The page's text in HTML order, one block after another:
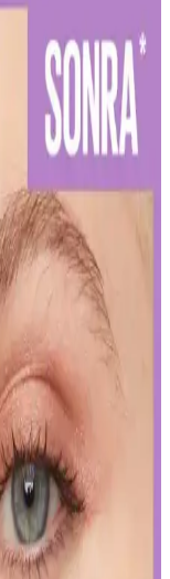
Macunu Seçimi
ulaşmak için
önemlidir. Uzman
Dayanan ve
formülleriyle uzun
ipuçlarıyla
ve M378
ve parlaklık
özellikleri ve
artırmak için
temizliği,
görünüm elde edin.